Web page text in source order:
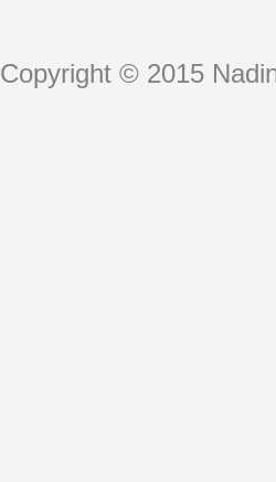
Copyright © 2015